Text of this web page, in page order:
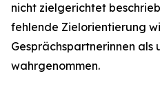
nicht zielgerichtet
fehlende Zielorientierung
Gesprächspartnerinnen als
wahrgenommen.